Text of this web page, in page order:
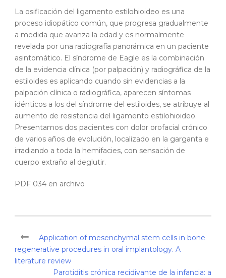
La osificación del ligamento estilohioideo es una
proceso idiopático común, que progresa gradualmente
a medida que avanza la edad y es normalmente
revelada por una radiografía panorámica en un paciente
asintomático. El síndrome de Eagle es la combinación
de la evidencia clínica (por palpación) y radiográfica de la
estiloides es aplicando cuando sin evidencias a la
palpación clínica o radiográfica, aparecen síntomas
idénticos a los del síndrome del estiloides, se atribuye al
aumento de resistencia del ligamento estilohioideo.
Presentamos dos pacientes con dolor orofacial crónico
de varios años de evolución, localizado en la garganta e
irradiando a toda la hemifacies, con sensación de
cuerpo extraño al deglutir.
PDF 034 en archivo
Application of mesenchymal stem cells in bone
regenerative procedures in oral implantology. A
literature review
Parotiditis crónica recidivante de la infancia: a